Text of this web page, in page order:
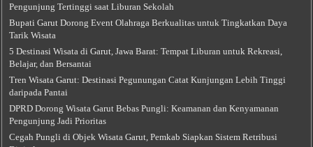
Pengunjung Tertinggi saat Liburan Sekolah
Bupati Garut Dorong Event Olahraga Berkualitas untuk Tingkatkan Daya
Tarik Wisata
5 Destinasi Wisata di Garut, Jawa Barat: Tempat Liburan untuk Rekreasi,
Belajar, dan Bersantai
Tren Wisata Garut: Destinasi Pegunungan Catat Kunjungan Lebih Tinggi
daripada Pantai
DPRD Dorong Wisata Garut Bebas Pungli: Keamanan dan Kenyamanan
Pengunjung Jadi Prioritas
Cegah Pungli di Objek Wisata Garut, Pemkab Siapkan Sistem Retribusi